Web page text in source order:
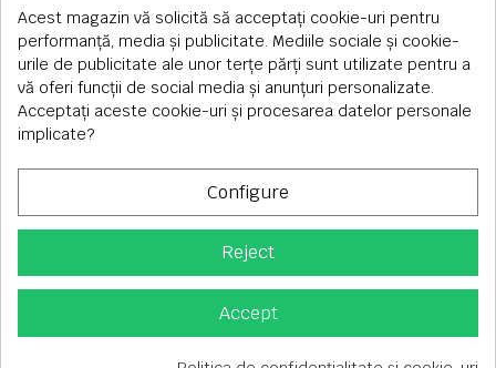
Copyright © 2026 S.C. Rimi S.R.L. , Reg.Com: J1992000639351,
CUI: RO1824566
Tel fix: 0256-275 273 mobil: 0720 699 655 ,
Acest magazin vă solicită să acceptați cookie-uri pentru
performanță, media și publicitate. Mediile sociale și cookie-
urile de publicitate ale unor terțe părți sunt utilizate pentru a
vă oferi funcții de social media și anunțuri personalizate.
Acceptați aceste cookie-uri și procesarea datelor personale
implicate?
Configure
Reject
Accept